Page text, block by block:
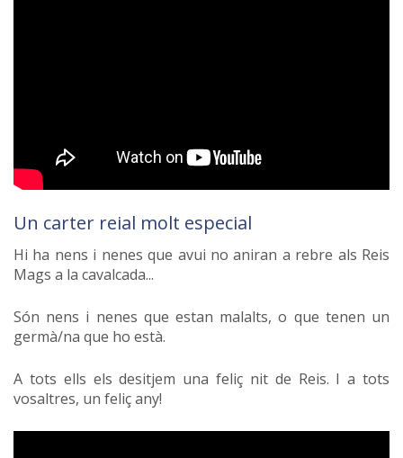
Un carter reial molt especial
Hi ha nens i nenes que avui no aniran a rebre als Reis
Mags a la cavalcada...
Són nens i nenes que estan malalts, o que tenen un
germà/na que ho està.
A tots ells els desitjem una feliç nit de Reis. I a tots
vosaltres, un feliç any!